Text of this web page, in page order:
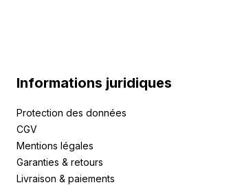
Informations juridiques
Protection des données
CGV
Mentions légales
Garanties & retours
Livraison & paiements